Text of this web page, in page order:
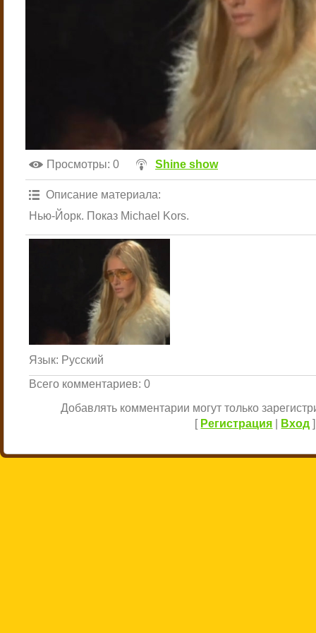
Просмотры: 0 Shine show
Описание материала:
Нью-Йорк. Показ Michael Kors.
Язык: Русский
Всего комментариев: 0
Добавлять комментарии могут только
[ Регистрация Вход ]